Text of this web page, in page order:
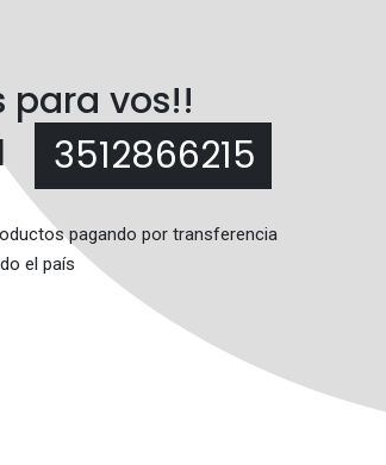
para vos!!
3512866215
pagando por transferencia
el país